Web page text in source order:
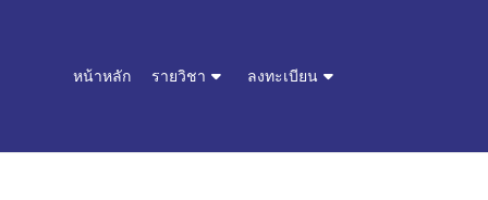
หน้าหลัก รายวิชา ลงทะเบียน